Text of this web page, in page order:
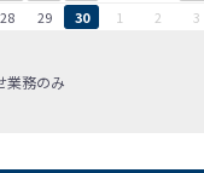
28 29 30 1 2 3
業務のみ